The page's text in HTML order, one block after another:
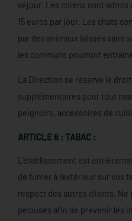
séjour. Les chiens sont admis
15 euros par jour. Les chats
par des animaux laissés sans
les communs pourront
La Direction se réserve le
supplémentaires pour tout
peignoirs, accessoires de
ARTICLE 8 : TABAC :
L’établissement est
de fumer à l’extérieur sur vos
respect des autres clients. Ne
pelouses afin de prévenir les